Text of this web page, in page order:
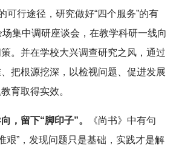
可行途径，研究做好“四个服务”的有
集中调研座谈会，在教学科研一线向
。并在学校大兴调查研究之风，通过
把根源挖深，以检视问题、促进发展
育取得实效。
，留下“脚印子”。
《尚书》中有句
艰”，发现问题只是基础，实践才是解